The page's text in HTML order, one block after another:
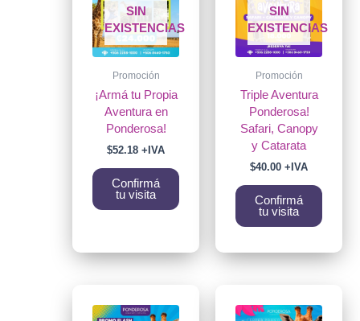
SIN
EXISTENCIAS
Promoción
¡Armá tu Propia
Aventura en
Ponderosa!
$52.18 +IVA
Confirmá
tu visita
SIN
EXISTENCIAS
Promoción
Triple Aventura
Ponderosa!
Safari, Canopy
y Catarata
$40.00 +IVA
Confirmá
tu visita